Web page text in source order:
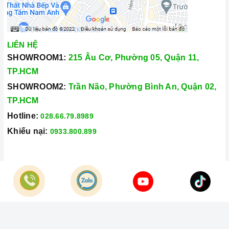
mãi chuyên nghiệp nhất.
Xem thêm tại đây: Home Best Care - Trung tâm bảo trì, sửa
chữa thiết bị nhà bếp cao cấp
LIÊN HỆ
SHOWROOM1: 215 Âu Cơ, Phường 05, Quận 11,
TP.HCM
SHOWROOM2: Trần Não, Phường Bình An, Quận 02,
TP.HCM
Hotline: 028.66.79.8989
Khiếu nại: 0933.800.899
© Bản quyền thuộc vềCông Ty TNHH Home Best Việt Nam
Cung cấp bởi
Sapo